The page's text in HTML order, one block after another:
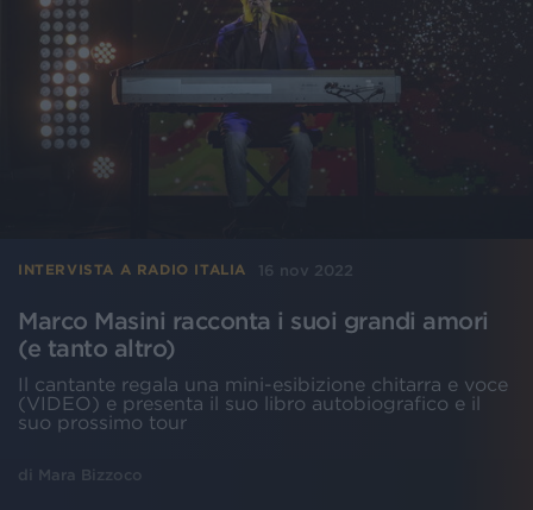
INTERVISTA A RADIO ITALIA 16 nov 2022
Marco Masini racconta i suoi grandi amori
(e tanto altro)
Il cantante regala una mini-esibizione chitarra e voce
(VIDEO) e presenta il suo libro autobiografico e il
suo prossimo tour
di Mara Bizzoco